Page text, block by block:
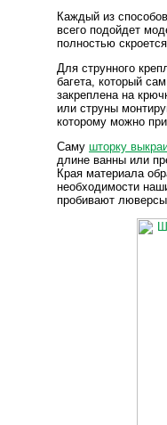
Каждый из
всего подойдет
полностью
Для струнного
багета, который
закреплена на
или струны
которому можно
Саму шторку
длине ванны или
Края материала
необходимости
пробивают